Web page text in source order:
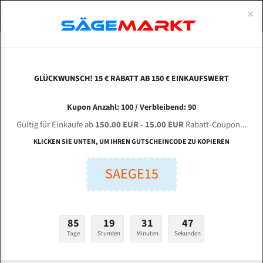
DELTA MACHINERY V - 6000 für 4880 mm Bi-
Metall Bandsägeblätter
Länge (mm):
Stärken + Zahnteilung:
mm
ABOUTS
ENGLISH
Bi-Metall Meterware
Fleischerei Bandsägeblätter
Bandmesser Glatt Meterware
Konvex Meterware
×
GLÜCKWUNSCH! 15 € RABATT AB 150 € EINKAUFSWERT
Kupon Anzahl: 100 / Verbleibend: 90
Gültig für Einkäufe ab150.00 EUR- 15.00 EURRabatt-Coupon...
KLICKEN SIE UNTEN, UM IHREN GUTSCHEINCODE ZU KOPIEREN
SAEGE15
85
Tage
19
Stunden
31
Minuten
46
Sekunden